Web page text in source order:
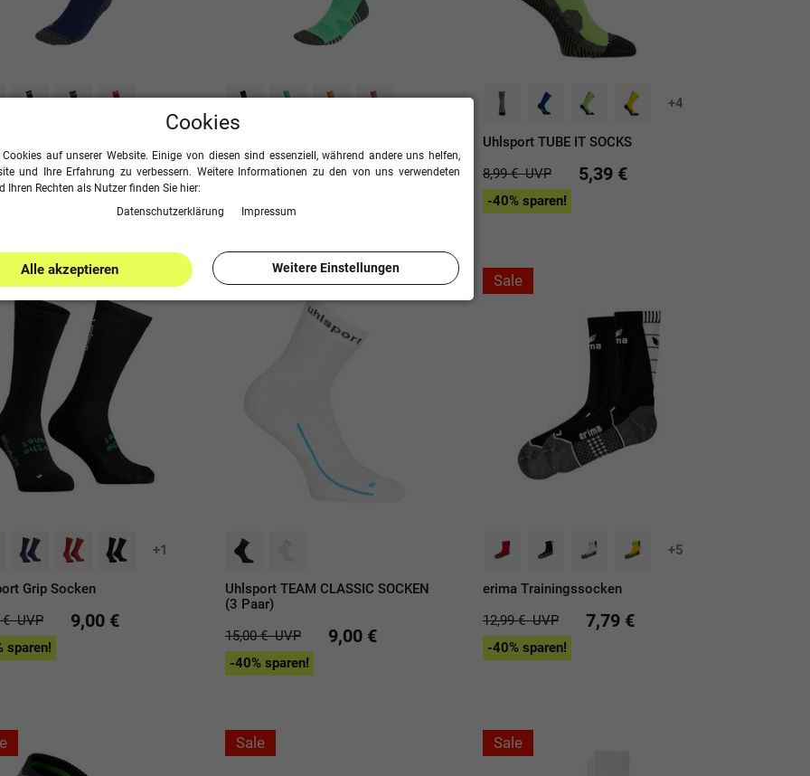
+4
€UVP 10,80 €
+1
18,00 €UVP 10,80 €
+4
Uhlsport TUBE IT SOCKS
8,99 €UVP 5,39 €
-40% sparen!
+1
Grip Socken
€UVP 9,00 €
sparen!
Sale
Uhlsport TEAM CLASSIC SOCKEN
(3 Paar)
15,00 €UVP 9,00 €
-40% sparen!
Sale
+5
erima Trainingssocken
12,99 €UVP 7,79 €
-40% sparen!
Sale Sale
Cookies
auf unserer Website. Einige von diesen sind essenziell, während andere uns helfen,
und Ihre Erfahrung zu verbessern. Weitere Informationen zu den von uns verwendeten
Ihren Rechten als Nutzer finden Sie hier:
Daten­schutz­erklärung
Impressum
Alle akzeptieren Weitere Einstellungen